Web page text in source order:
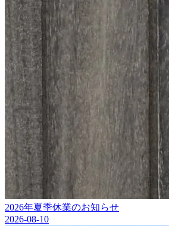
2026年夏季休業のお知らせ
2026-08-10